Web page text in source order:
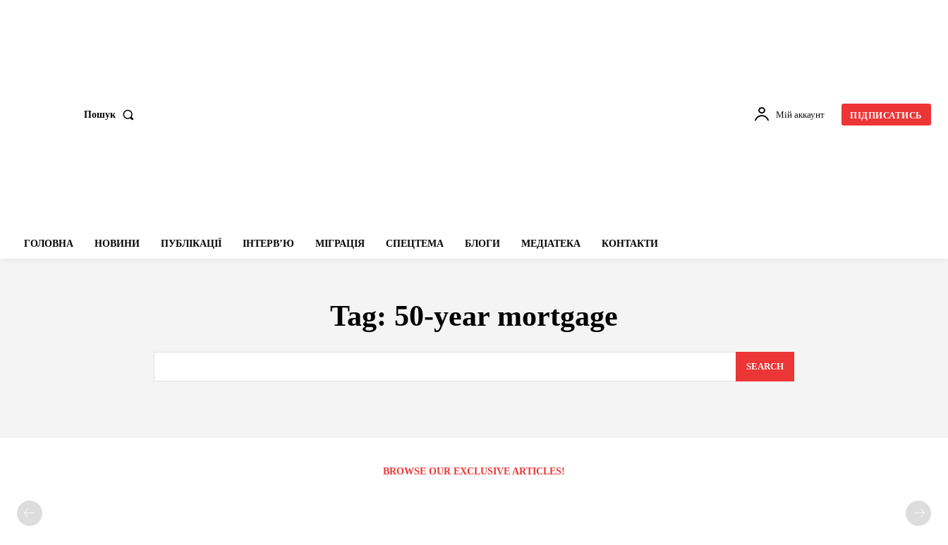
Пошук Мій аккаунт ПІДПИСАТИСЬ
ГОЛОВНА НОВИНИ ПУБЛІКАЦІЇ ІНТЕРВʼЮ МІГРАЦІЯ СПЕЦТЕМА БЛОГИ МЕДІАТЕКА КОНТАКТИ
Tag: 50-year mortgage
SEARCH
BROWSE OUR EXCLUSIVE ARTICLES!